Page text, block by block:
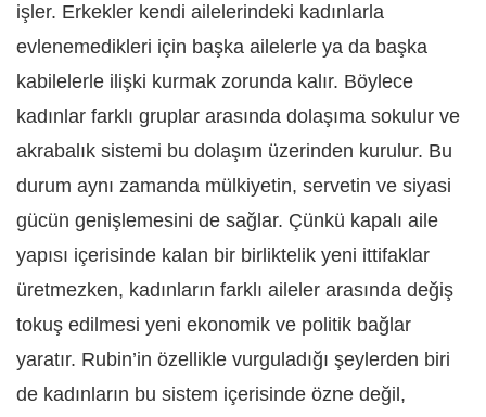
işler. Erkekler kendi ailelerindeki kadınlarla
evlenemedikleri için başka ailelerle ya da başka
kabilelerle ilişki kurmak zorunda kalır. Böylece
kadınlar farklı gruplar arasında dolaşıma sokulur ve
akrabalık sistemi bu dolaşım üzerinden kurulur. Bu
durum aynı zamanda mülkiyetin, servetin ve siyasi
gücün genişlemesini de sağlar. Çünkü kapalı aile
yapısı içerisinde kalan bir birliktelik yeni ittifaklar
üretmezken, kadınların farklı aileler arasında değiş
tokuş edilmesi yeni ekonomik ve politik bağlar
yaratır. Rubin’in özellikle vurguladığı şeylerden biri
de kadınların bu sistem içerisinde özne değil,